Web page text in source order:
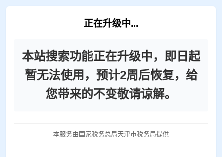
正在升级中...
本站搜索功能正在升级中，即日起
暂无法使用，预计2周后恢复，给
您带来的不变敬请谅解。
本服务由国家税务总局天津市税务局提供